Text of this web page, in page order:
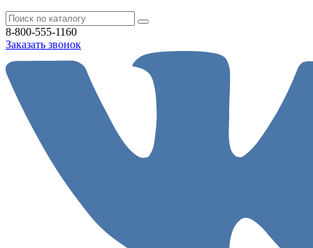
8-800-555-1160
Заказать звонок